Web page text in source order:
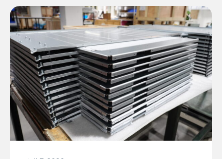
Leistungshalbleitern aufweist. Diese
mechanischen Fehler führen zu…Read More »